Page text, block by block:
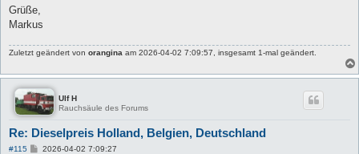
Grüße,
Markus
Zuletzt geändert von orangina am 2026-04-02 7:09:57, insgesamt 1-mal geändert.
Ulf H
Rauchsäule des Forums
Re: Dieselpreis Holland, Belgien, Deutschland
#115
B2026-04-02 7:09:27